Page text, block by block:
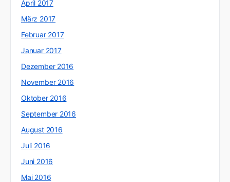
April 2017
März 2017
Februar 2017
Januar 2017
Dezember 2016
November 2016
Oktober 2016
September 2016
August 2016
Juli 2016
Juni 2016
Mai 2016